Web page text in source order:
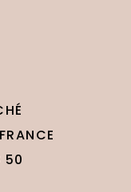
50